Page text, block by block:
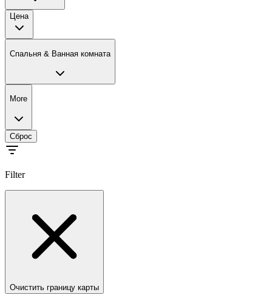
Цена
Спальня & Ванная комната
More
Сброс
Filter
Очистить границу карты